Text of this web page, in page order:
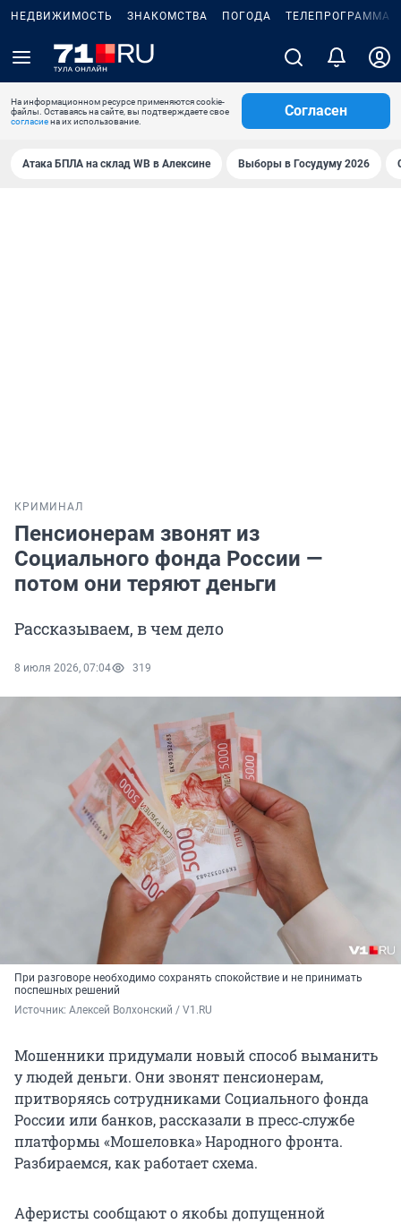
НЕДВИЖИМОСТЬ ЗНАКОМСТВА ПОГОДА ТЕЛЕПРОГРАММА
На информационном ресурсе применяются cookie-
файлы. Оставаясь на сайте, вы подтверждаете свое
согласиена их использование.
Согласен
Атака БПЛА на склад WB в Алексине Выборы в Госудуму 2026
КРИМИНАЛ
Пенсионерам звонят из
Социального фонда России —
потом они теряют деньги
Рассказываем, в чем дело
8 июля 2026, 07:04 319
При разговоре необходимо сохранять спокойствие и не принимать
поспешных решений
Источник: Алексей Волхонский / V1.RU
Мошенники придумали новый способ выманить
у людей деньги. Они звонят пенсионерам,
притворяясь сотрудниками Социального фонда
России или банков, рассказали в пресс‑службе
платформы «Мошеловка» Народного фронта.
Разбираемся, как работает схема.
Аферисты сообщают о якобы допущенной